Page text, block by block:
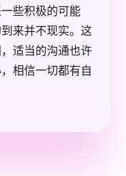
些积极的可能
来并不现实。这
适当的沟通也许
相信一切都有自